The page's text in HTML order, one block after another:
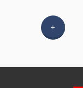
l'article